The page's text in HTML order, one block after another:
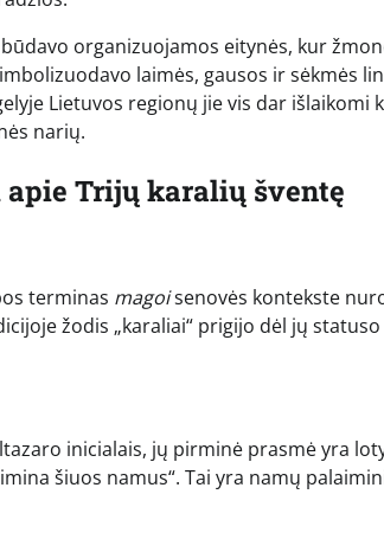
organizuojamos eitynės, kur
laimės, gausos ir sėkmės
Lietuvos regionų jie vis dar išlaikomi
narių.
Trijų karalių šventę
terminas magoisenovės kontekste
žodis „karaliai“ prigijo dėl jų
inicialais, jų pirminė prasmė yra
šiuos namus“. Tai yra namų